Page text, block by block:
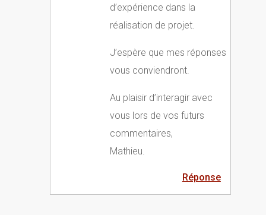
d’expérience dans la
réalisation de projet.
J’espère que mes réponses
vous conviendront.
Au plaisir d’interagir avec
vous lors de vos futurs
commentaires,
Mathieu.
Réponse